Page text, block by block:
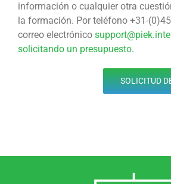
información o cualquier otra
la formación. Por teléfono +31-
correo electrónico
solicitando un presupuesto.
SOLICITUD